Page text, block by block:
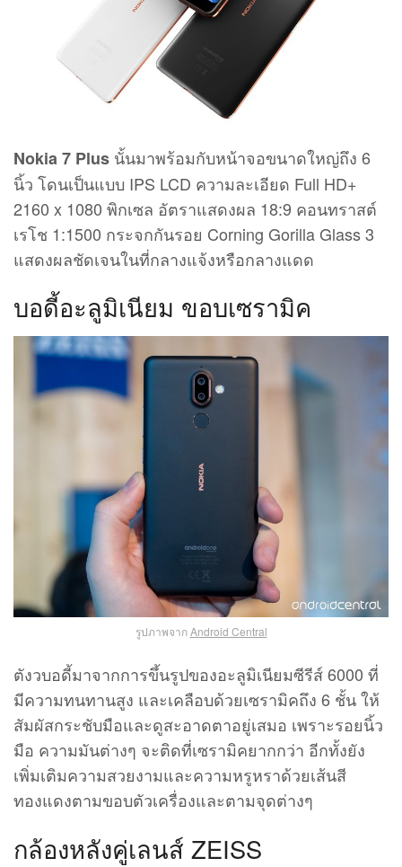
Nokia 7 Plus นั้นมาพร้อมกับหน้าจอขนาดใหญ่ถึง 6
นิ้ว โดนเป็นแบบ IPS LCD ความละเอียด Full HD+
2160 x 1080 พิกเซล อัตราแสดงผล 18:9 คอนทราสต์
เรโช 1:1500 กระจกกันรอย Corning Gorilla Glass 3
แสดงผลชัดเจนในที่กลางแจ้งหรือกลางแดด
บอดี้อะลูมิเนียม ขอบเซรามิค
รูปภาพจากAndroid Central
ตังวบอดี้มาจากการขึ้นรูปของอะลูมิเนียมซีรีส์ 6000 ที่
มีความทนทานสูง และเคลือบด้วยเซรามิคถึง 6 ชั้น ให้
สัมผัสกระชับมือและดูสะอาดตาอยู่เสมอ เพราะรอยนิ้ว
มือ ความมันต่างๆ จะติดที่เซรามิคยากกว่า อีกทั้งยัง
เพิ่มเติมความสวยงามและความหรูหราด้วยเส้นสี
ทองแดงตามขอบตัวเครื่องและตามจุดต่างๆ
กล้องหลังคู่เลนส์ ZEISS